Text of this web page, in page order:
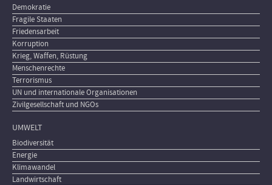
Demokratie
Fragile Staaten
Friedensarbeit
Korruption
Krieg, Waffen, Rüstung
Menschenrechte
Terrorismus
UN und internationale Organisationen
Zivilgesellschaft und NGOs
UMWELT
Biodiversität
Energie
Klimawandel
Landwirtschaft